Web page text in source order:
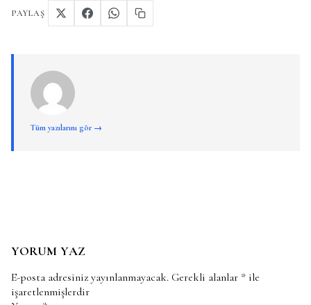
PAYLAŞ
Tüm yazılarını gör →
YORUM YAZ
E-posta adresiniz yayınlanmayacak. Gerekli alanlar * ile
işaretlenmişlerdir